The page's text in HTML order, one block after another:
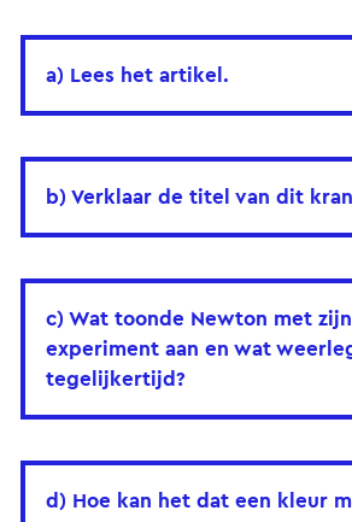
a) Lees het artikel.
b) Verklaar de titel van dit
c) Wat toonde Newton met
experiment aan en wat
tegelijkertijd?
d) Hoe kan het dat een kleur